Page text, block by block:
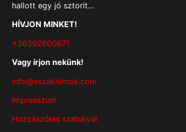
hallott egy jó sztorit…
HÍVJON MINKET!
+36302600871
Vagy írjon nekünk!
info@eszakhirnok.com
Impresszum
Hozzászólás szabályai